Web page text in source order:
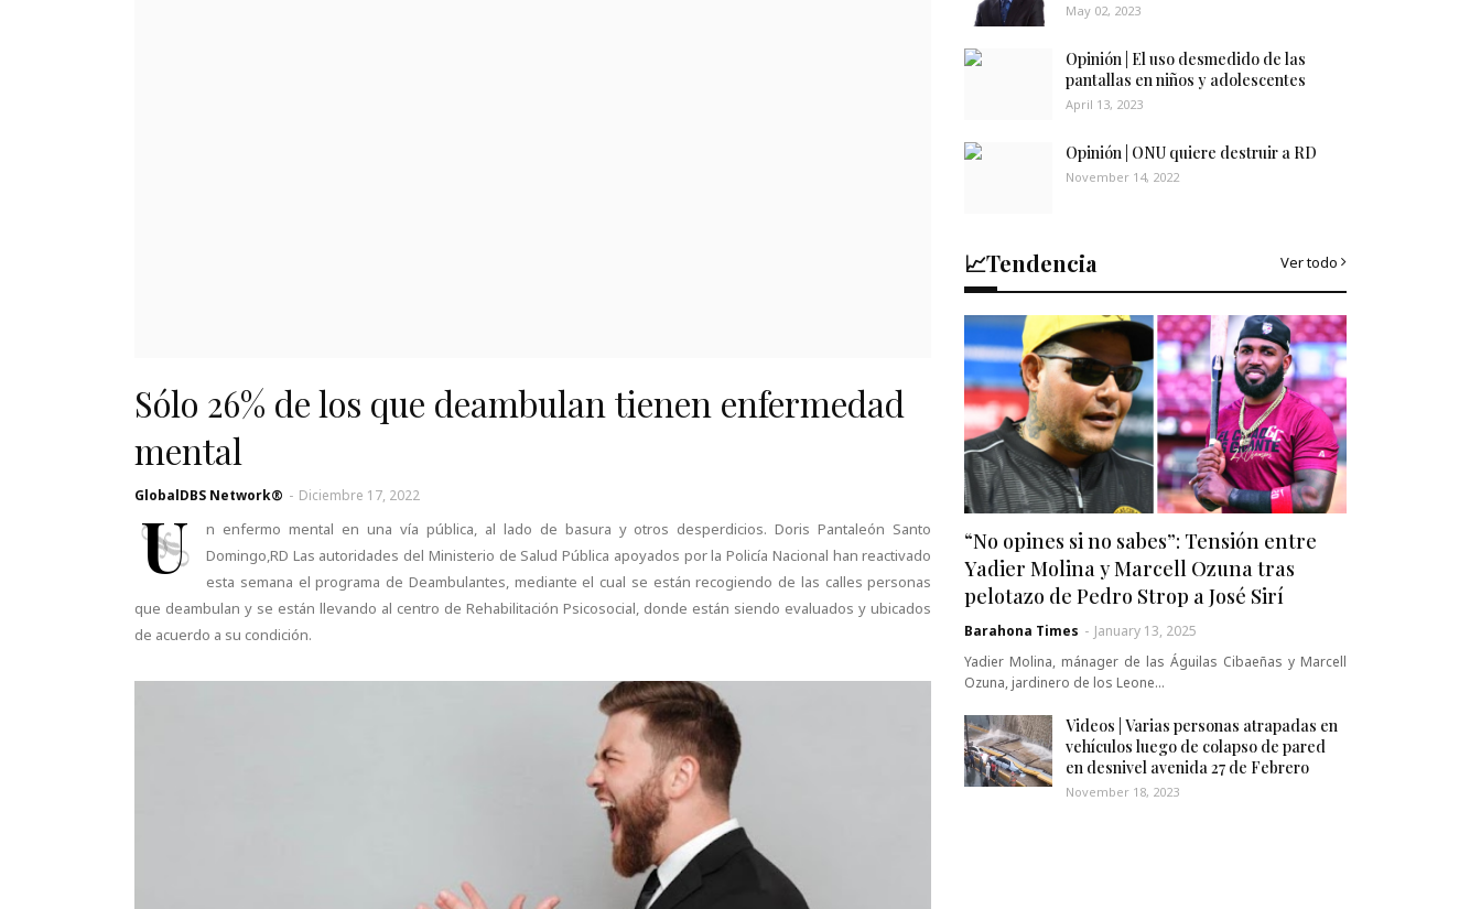
Sólo 26% de los que deambulan tienen enfermedad
mental
GlobalDBS Network® - Diciembre 17, 2022
U
n enfermo mental en una vía pública, al lado de basura y otros desperdicios. Doris Pantaleón Santo
Domingo,RD Las autoridades del Ministerio de Salud Pública apoyados por la Policía Nacional han reactivado
esta semana el programa de Deambulantes, mediante el cual se están recogiendo de las calles personas
que deambulan y se están llevando al centro de Rehabilitación Psicosocial, donde están siendo evaluados y ubicados
de acuerdo a su condición.
May 02, 2023
Opinión | El uso desmedido de las
pantallas en niños y adolescentes
April 13, 2023
Opinión | ONU quiere destruir a RD
November 14, 2022
📈Tendencia Ver todo
“No opines si no sabes”: Tensión entre
Yadier Molina y Marcell Ozuna tras
pelotazo de Pedro Strop a José Sirí
Barahona Times - January 13, 2025
Yadier Molina, mánager de las Águilas Cibaeñas y Marcell
Ozuna, jardinero de los Leone…
Videos | Varias personas atrapadas en
vehículos luego de colapso de pared
en desnivel avenida 27 de Febrero
November 18, 2023